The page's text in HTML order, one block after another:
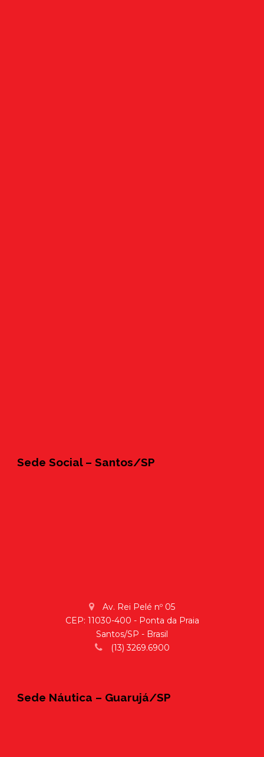
Sede Social – Santos/SP
Av. Rei Pelé nº 05
CEP: 11030-400 - Ponta da Praia
Santos/SP - Brasil
(13) 3269.6900
Sede Náutica – Guarujá/SP